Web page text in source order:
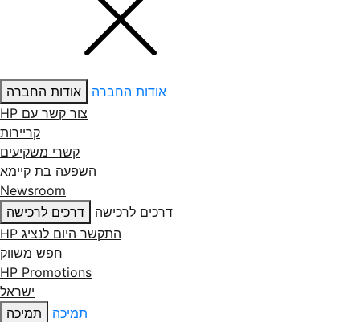
אודות החברה
אודות החברה
צור קשר עם ‏HP
קריירות
קשרי משקיעים
השפעה בת קיימא
Newsroom
דרכים לרכישה
דרכים לרכישה
התקשר היום לנציג HP
חפש משווק
HP Promotions
ישראל
תמיכה
תמיכה